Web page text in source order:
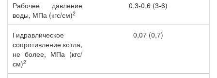
Рабочее давление
воды, МПа (кгс/см)2
0,3-0,6 (3-6)
Гидравлическое
сопротивление котла,
не более, МПа (кгс/
см)2
0,07 (0,7)